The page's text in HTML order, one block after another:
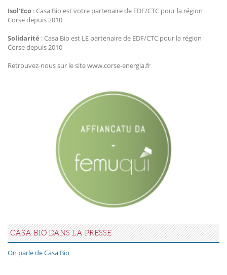
Isol’Eco : Casa Bio est votre partenaire de EDF/CTC pour la région
Corse depuis 2010
Solidarité : Casa Bio est LE partenaire de EDF/CTC pour la région
Corse depuis 2010
Retrouvez-nous sur le site www.corse-energia.fr
CASA BIO DANS LA PRESSE
On parle de Casa Bio